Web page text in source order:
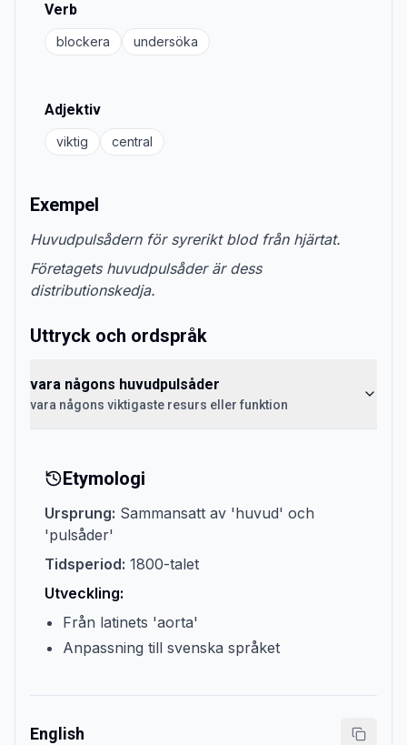
Verb
blockera undersöka
Adjektiv
viktig central
Exempel
Huvudpulsådern för syrerikt blod från hjärtat.
Företagets huvudpulsåder är dess
distributionskedja.
Uttryck och ordspråk
vara någons huvudpulsåder
vara någons viktigaste resurs eller funktion
Etymologi
Ursprung: Sammansatt av 'huvud' och
'pulsåder'
Tidsperiod: 1800-talet
Utveckling:
Från latinets 'aorta'
Anpassning till svenska språket
English